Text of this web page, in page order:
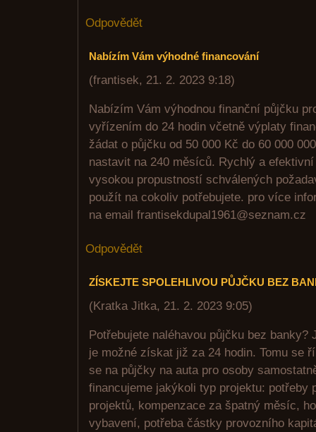
Odpovědět
Nabízím Vám výhodné financování
(frantisek, 21. 2. 2023 9:18)
Nabízím Vám výhodnou finanční půjčku
vyřízením do 24 hodin včetně výplaty
žádat o půjčku od 50 000 Kč do 60 000
nastavit na 240 měsíců. Rychlý a
vysokou propustností schválených
použít na cokoliv potřebujete. pro více
na email frantisekdupal1961@seznam.cz
Odpovědět
ZÍSKEJTE SPOLEHLIVOU PŮJČKU BEZ
(Kratka Jitka, 21. 2. 2023 9:05)
Potřebujete naléhavou půjčku bez
je možné získat již za 24 hodin. Tomu se
se na půjčky na auta pro osoby
financujeme jakýkoli typ projektu: potřeby
projektů, kompenzace za špatný měsíc,
vybavení, potřeba částky provozního